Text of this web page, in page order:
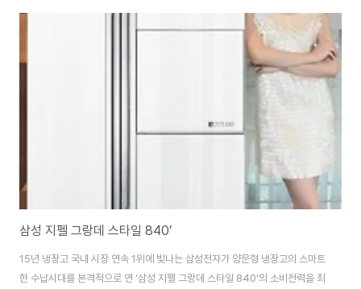
진공 단열재를 사용해 공간효율성을 극대화 했으며, 독립냉각 시스템과 수분케
어 기술로 식품을 최적의 상태로 보관한다. 이 제품은 부유·부착균을 제거하고
탈취까지 가능한 ‘SPi-2’ 기술이적용된 프레쉬닥터로 냉장고 내부를 위생적으
로 유지시킨다. >> 양문형 냉장고 가격비교 특히 2012년형 지펠 그랑데스타
삼성 지펠 그랑데 스타일 840’
15년 냉장고 국내 시장 연속 1위에 빛나는 삼성전자가 양문형 냉장고의 스마트
한 수납시대를 본격적으로 연 ‘삼성 지펠 그랑데 스타일 840’의 소비전력을 최